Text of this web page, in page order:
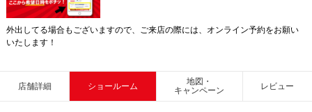
外出してる場合もございますので、ご来店の際には、オンライン予約をお願い
いたします！
店舗詳細 ショールーム
地図・
キャンペーン
レビュー